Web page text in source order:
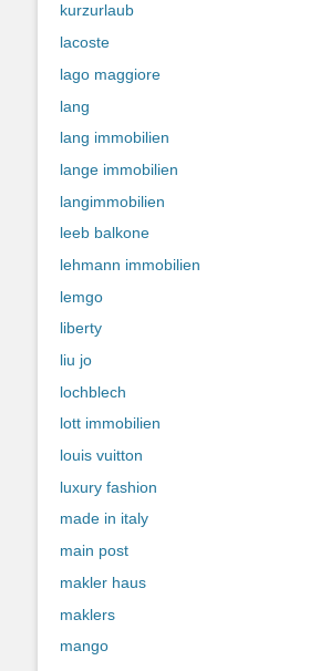
kurzurlaub
lacoste
lago maggiore
lang
lang immobilien
lange immobilien
langimmobilien
leeb balkone
lehmann immobilien
lemgo
liberty
liu jo
lochblech
lott immobilien
louis vuitton
luxury fashion
made in italy
main post
makler haus
maklers
mango